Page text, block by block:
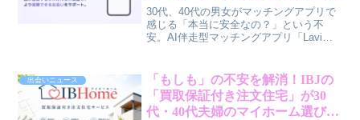
いをサポート
30代、40代の男女がマッチングアプリで
感じる「本当に安全なの？」という不
安。AI伴走型マッチングアプリ「Lavi」
します。撮影不要でスムーズな本人確認
が、信頼できる出会いをどう変えるの
か、賢作が解説します。
出会いニュース
「もしも」の不安を解消！IBJの
「買取保証付き注文住宅」が30
代・40代夫婦のマイホーム選びを